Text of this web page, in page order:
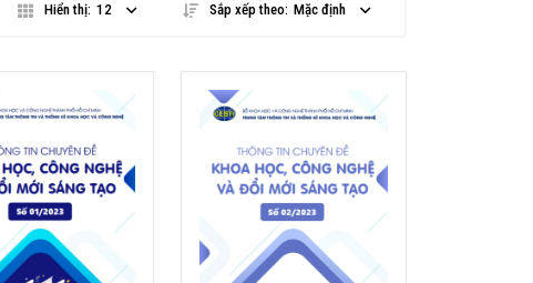
Hiển thị: 12 Sắp xếp theo: Mặc định